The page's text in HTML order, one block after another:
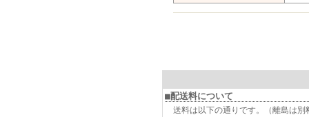
■配送料について
送料は以下の通りです。（離島は別